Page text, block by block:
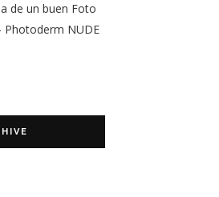
de un buen Foto
Photoderm NUDE